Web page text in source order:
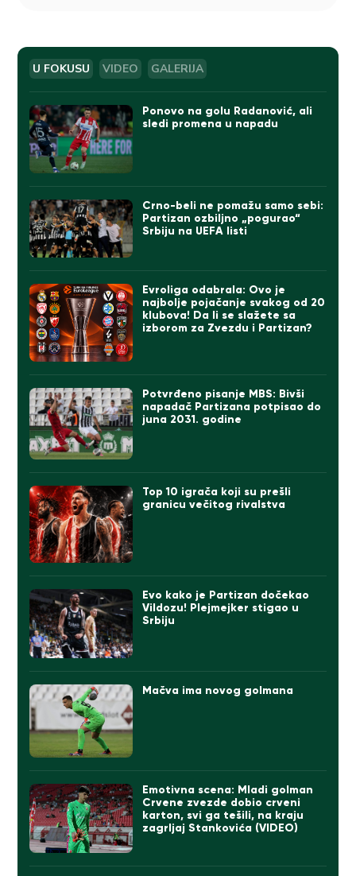
U FOKUSU VIDEO GALERIJA
Ponovo na golu Radanović, ali
sledi promena u napadu
Crno-beli ne pomažu samo sebi:
Partizan ozbiljno „pogurao“
Srbiju na UEFA listi
Evroliga odabrala: Ovo je
najbolje pojačanje svakog od 20
klubova! Da li se slažete sa
izborom za Zvezdu i Partizan?
Potvrđeno pisanje MBS: Bivši
napadač Partizana potpisao do
juna 2031. godine
Top 10 igrača koji su prešli
granicu večitog rivalstva
Evo kako je Partizan dočekao
Vildozu! Plejmejker stigao u
Srbiju
Mačva ima novog golmana
Emotivna scena: Mladi golman
Crvene zvezde dobio crveni
karton, svi ga tešili, na kraju
zagrljaj Stankovića (VIDEO)